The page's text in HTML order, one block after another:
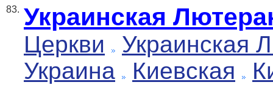
83. Украинская
Церкви
Украинская
Украина
Киевская